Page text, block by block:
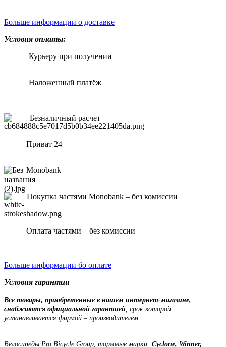
Больше информации о доставке
Условия оплаты:
Курьеру при получении
Наложенный платёж
Безналичный расчет
Приват 24
Monobank
Покупка частями Monobank – без комиссии
Оплата частями – без комиссии
Больше информации бо оплате
Условия гарантии
Все товары, приобретенные в нашем интернет-магазине,
снабжаются официальной гарантией , срок которой
устанавливается фирмой – производителем.
Велосипеды Pro Bicycle Group, торговые марки: Cyclone, Winner,